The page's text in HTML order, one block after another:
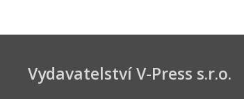
Vydavatelství V-Press s.r.o.